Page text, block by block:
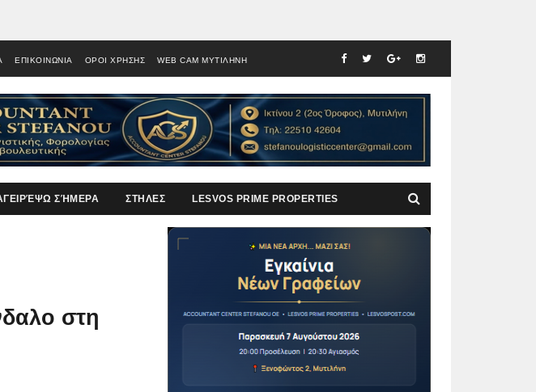
ΕΠΙΚΟΙΝΩΝΙΑ ΟΡΟΙ ΧΡΗΣΗΣ WEB CAM ΜΥΤΙΛΗΝΗ
ΣΉΜΕΡΑ ΣΤΗΛΕΣ LESVOS PRIME PROPERTIES
στη